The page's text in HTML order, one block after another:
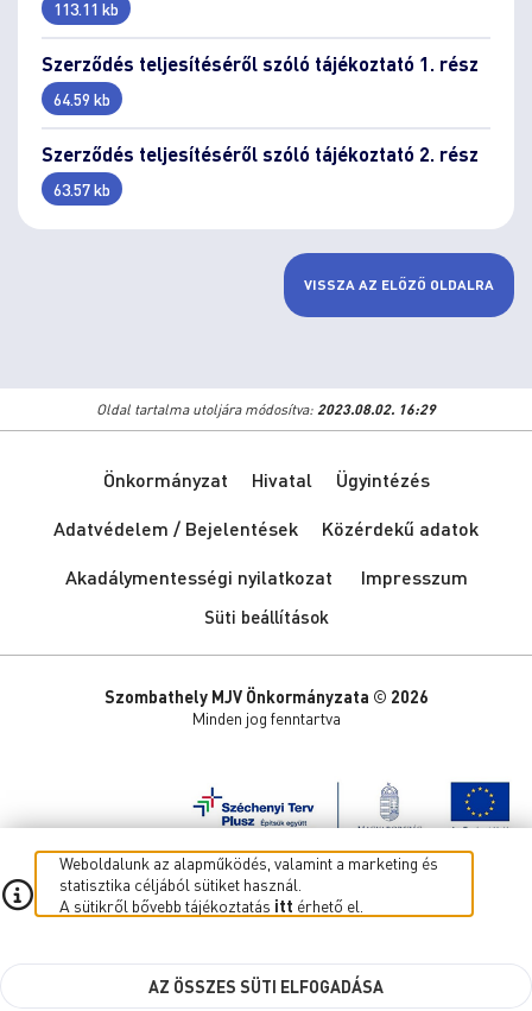
113.11 kb
Szerződés teljesítéséről szóló tájékoztató 1. rész
64.59 kb
Szerződés teljesítéséről szóló tájékoztató 2. rész
63.57 kb
VISSZA AZ ELŐZŐ OLDALRA
Oldal tartalma utoljára módosítva: 2023.08.02. 16:29
Önkormányzat Hivatal
Ügyintézés
Adatvédelem / Bejelentések
Közérdekű adatok
Akadálymentességi nyilatkozat
Impresszum
Süti beállítások
Szombathely MJV Önkormányzata © 2026
Minden jog fenntartva
Weboldalunk az alapműködés, valamint a marketing és
statisztika céljából sütiket használ.
A sütikről bővebb tájékoztatás itt érhető el.
AZ ÖSSZES SÜTI ELFOGADÁSA